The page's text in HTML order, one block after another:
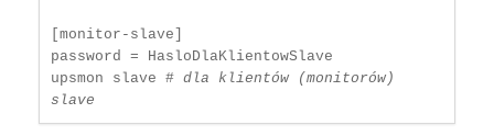
[monitor-slave]
password = HasloDlaKlientowSlave
upsmon slave # dla klientów (monitorów)
slave